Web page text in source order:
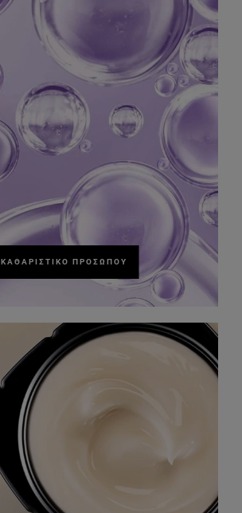
ΚΑΘΑΡΙΣΤΙΚΌ ΠΡΟΣΏΠΟΥ